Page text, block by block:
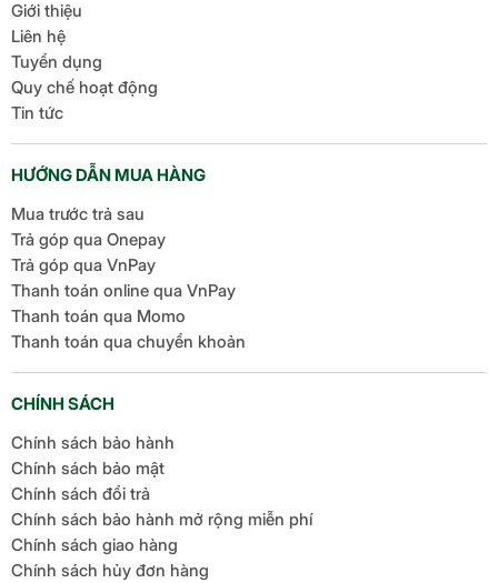
Giới thiệu
Liên hệ
Tuyển dụng
Quy chế hoạt động
Tin tức
HƯỚNG DẪN MUA HÀNG
Mua trước trả sau
Trả góp qua Onepay
Trả góp qua VnPay
Thanh toán online qua VnPay
Thanh toán qua Momo
Thanh toán qua chuyển khoản
CHÍNH SÁCH
Chính sách bảo hành
Chính sách bảo mật
Chính sách đổi trả
Chính sách bảo hành mở rộng miễn phí
Chính sách giao hàng
Chính sách hủy đơn hàng